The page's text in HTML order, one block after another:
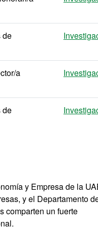
de
a
de
y Empresa de la
y el Departamento
comparten un fuerte